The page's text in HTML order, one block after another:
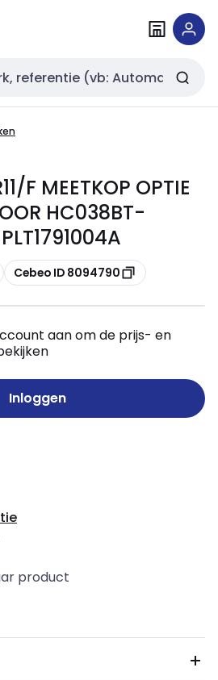
F MEETKOP OPTIE
HC038BT-
Kopiëren
Cebeo ID 8094790
aan om de prijs- en
Inloggen
product